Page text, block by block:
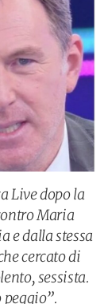
Live dopo la
Maria
e dalla stessa
cercato di
sessista.